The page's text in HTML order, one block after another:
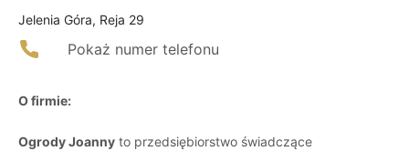
Jelenia Góra, Reja 29
Pokaż numer telefonu
O firmie:
Ogrody Joanny to przedsiębiorstwo świadczące